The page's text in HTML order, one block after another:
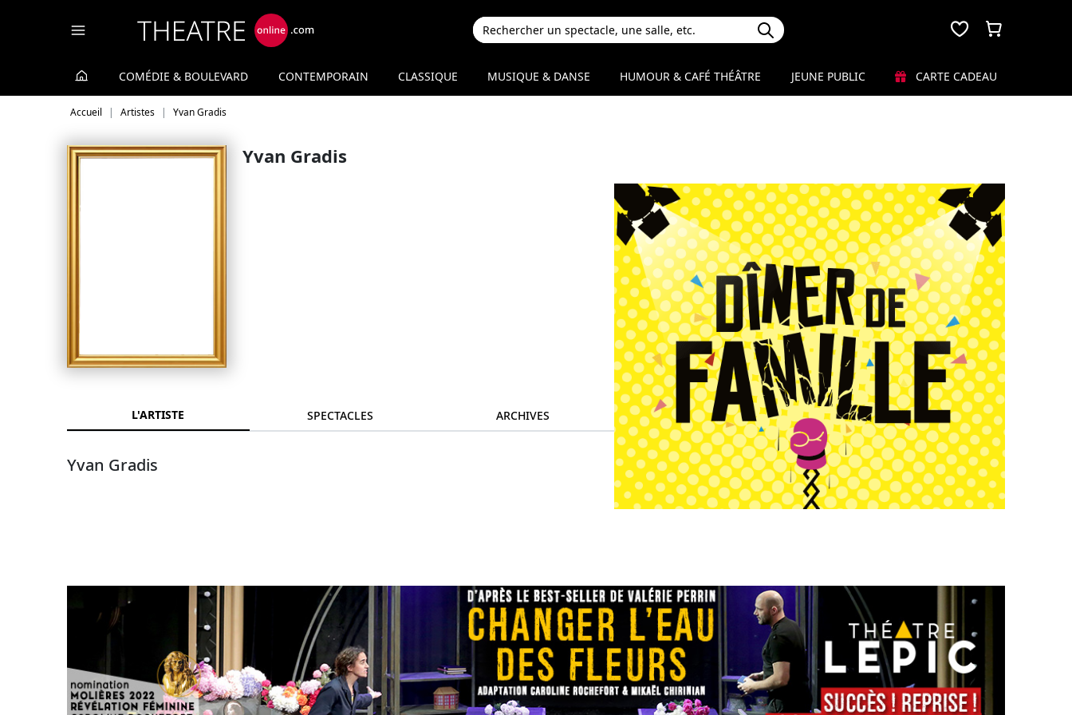
COMÉDIE & BOULEVARD CONTEMPORAIN CLASSIQUE MUSIQUE & DANSE HUMOUR & CAFÉ THÉÂTRE JEUNE PUBLIC CARTE CADEAU
Accueil Artistes Yvan Gradis
Yvan Gradis
L'ARTISTE SPECTACLES ARCHIVES
Yvan Gradis